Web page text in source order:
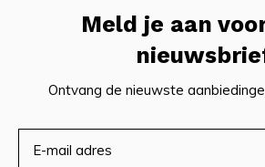
Meld je aan
Ontvang de nieuwste